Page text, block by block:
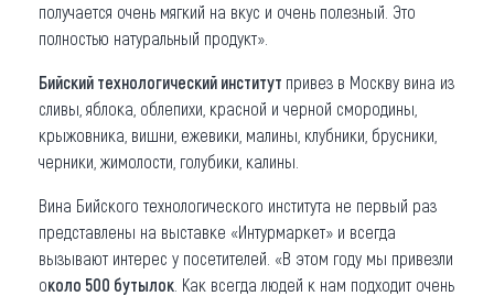
получается очень мягкий на вкус и очень полезный. Это
полностью натуральный продукт».
Бийский технологический институт привез в Москву вина из
сливы, яблока, облепихи, красной и черной смородины,
крыжовника, вишни, ежевики, малины, клубники, брусники,
черники, жимолости, голубики, калины.
Вина Бийского технологического института не первый раз
представлены на выставке «Интурмаркет» и всегда
вызывают интерес у посетителей. «В этом году мы привезли
около 500 бутылок . Как всегда людей к нам подходит очень